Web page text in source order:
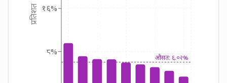
८%
१६%
प्रतिशत
औसत: ६.०२%